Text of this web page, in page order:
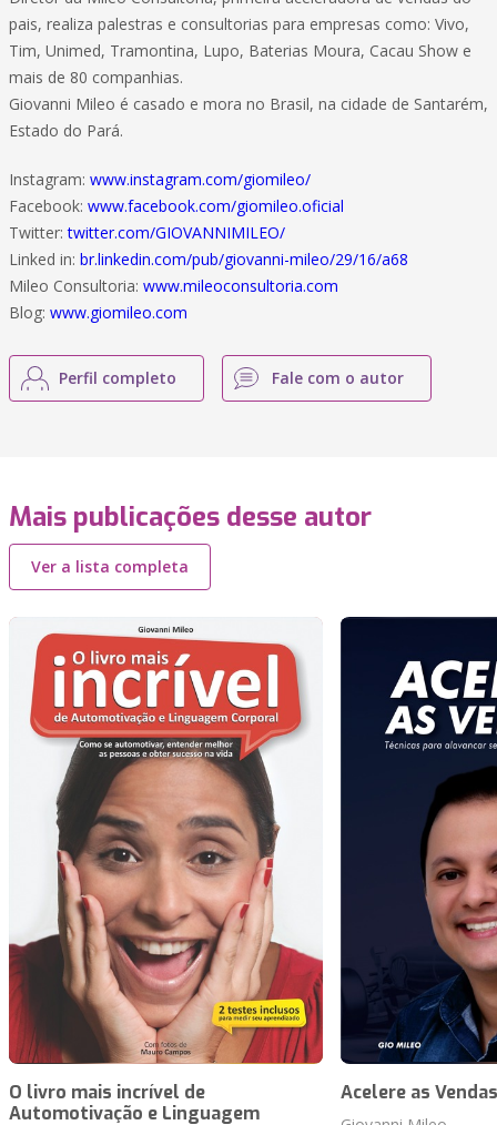
pais, realiza palestras e consultorias para empresas como: Vivo,
Tim, Unimed, Tramontina, Lupo, Baterias Moura, Cacau Show e
mais de 80 companhias.
Giovanni Mileo é casado e mora no Brasil, na cidade de Santarém,
Estado do Pará.
Instagram: www.instagram.com/giomileo/
Facebook: www.facebook.com/giomileo.oficial
Twitter:twitter.com/GIOVANNIMILEO/
Linked in: br.linkedin.com/pub/giovanni-mileo/29/16/a68
Mileo Consultoria: www.mileoconsultoria.com
Blog: www.giomileo.com
Perfil completo Fale com o autor
Mais publicações desse autor
Ver a lista completa
O livro mais incrível de
Automotivação e Linguagem
Acelere as Vendas